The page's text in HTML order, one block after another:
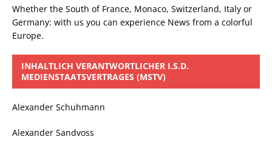
Whether the South of France, Monaco, Switzerland, Italy or
Germany: with us you can experience News from a colorful
Europe.
INHALTLICH VERANTWORTLICHER I.S.D.
MEDIENSTAATSVERTRAGES (MSTV)
Alexander Schuhmann
Alexander Sandvoss